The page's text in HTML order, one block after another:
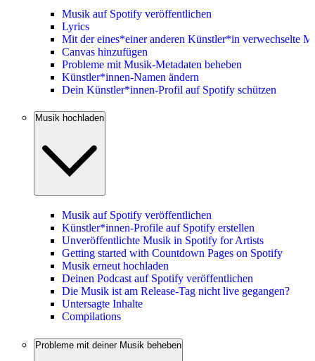
Musik auf Spotify veröffentlichen
Lyrics
Mit der eines*einer anderen Künstler*in verwechselte
Canvas hinzufügen
Probleme mit Musik-Metadaten beheben
Künstler*innen-Namen ändern
Dein Künstler*innen-Profil auf Spotify schützen
Musik hochladen
Musik auf Spotify veröffentlichen
Künstler*innen-Profile auf Spotify erstellen
Unveröffentlichte Musik in Spotify for Artists
Getting started with Countdown Pages on Spotify
Musik erneut hochladen
Deinen Podcast auf Spotify veröffentlichen
Die Musik ist am Release-Tag nicht live gegangen?
Untersagte Inhalte
Compilations
Probleme mit deiner Musik beheben